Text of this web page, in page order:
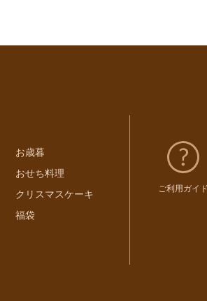
お歳暮
おせち料理
クリスマスケーキ
福袋
ご利用ガイド